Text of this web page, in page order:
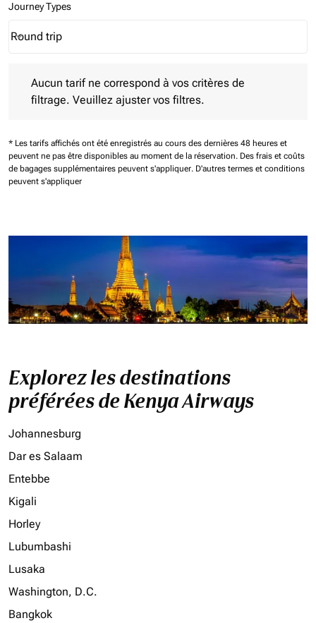
Journey Types
Journey Types option Round trip Selected
Round trip
keyboard_arrow_down
Aucun tarif ne correspond à vos critères de
filtrage. Veuillez ajuster vos filtres.
* Les tarifs affichés ont été enregistrés au cours des dernières 48 heures et
peuvent ne pas être disponibles au moment de la réservation. Des frais et coûts
de bagages supplémentaires peuvent s'appliquer. D'autres termes et conditions
peuvent s'appliquer
Explorez les destinations
préférées de Kenya Airways
Johannesburg
Dar es Salaam
Entebbe
Kigali
Horley
Lubumbashi
Lusaka
Washington, D.C.
Bangkok